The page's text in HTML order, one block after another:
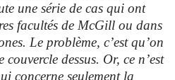
une série de cas qui ont
facultés de McGill ou dans
Le problème, c’est qu’on
dessus. Or, ce n’est
concerne seulement la